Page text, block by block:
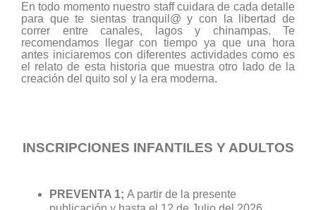
En todo momento nuestro staff cuidara de cada detalle
para que te sientas tranquil@ y con la libertad de
correr entre canales, lagos y chinampas. Te
recomendamos llegar con tiempo ya que una hora
antes iniciaremos con diferentes actividades como es
el relato de esta historia que muestra otro lado de la
creación del quito sol y la era moderna.
INSCRIPCIONES INFANTILES Y ADULTOS
PREVENTA 1; A partir de la presente